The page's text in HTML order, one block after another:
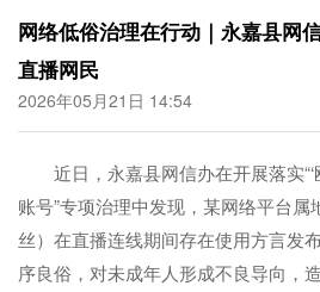
网络低俗治理在行动｜永嘉县网
直播网民
2026年05月21日 14:54
近日，永嘉县网信办在开展落实
账号”专项治理中发现，某网络平台属
丝）在直播连线期间存在使用方言发
序良俗，对未成年人形成不良导向，